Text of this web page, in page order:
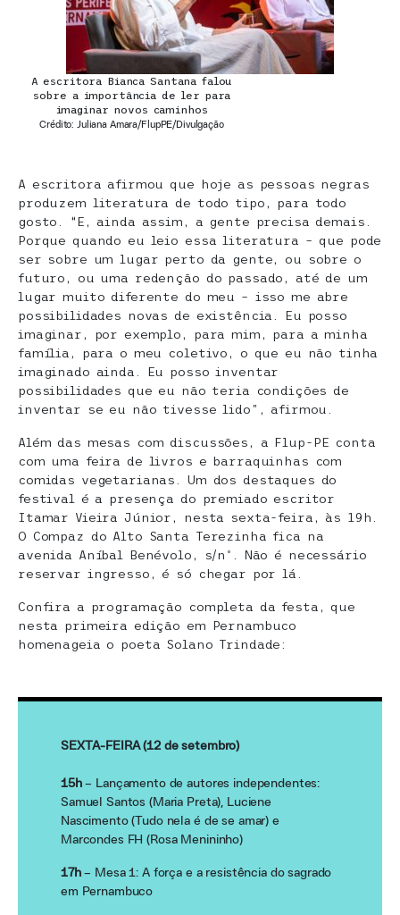
A escritora Bianca Santana falou
sobre a importância de ler para
imaginar novos caminhos
Crédito: Juliana Amara/FlupPE/Divulgação
A escritora afirmou que hoje as pessoas negras
produzem literatura de todo tipo, para todo
gosto. “E, ainda assim, a gente precisa demais.
Porque quando eu leio essa literatura – que pode
ser sobre um lugar perto da gente, ou sobre o
futuro, ou uma redenção do passado, até de um
lugar muito diferente do meu – isso me abre
possibilidades novas de existência. Eu posso
imaginar, por exemplo, para mim, para a minha
família, para o meu coletivo, o que eu não tinha
imaginado ainda. Eu posso inventar
possibilidades que eu não teria condições de
inventar se eu não tivesse lido”, afirmou.
Além das mesas com discussões, a Flup-PE conta
com uma feira de livros e barraquinhas com
comidas vegetarianas. Um dos destaques do
festival é a presença do premiado escritor
Itamar Vieira Júnior, nesta sexta-feira, às 19h.
O Compaz do Alto Santa Terezinha fica na
avenida Aníbal Benévolo, s/nº. Não é necessário
reservar ingresso, é só chegar por lá.
Confira a programação completa da festa, que
nesta primeira edição em Pernambuco
homenageia o poeta Solano Trindade:
SEXTA-FEIRA (12 de setembro)
15h– Lançamento de autores independentes:
Samuel Santos (Maria Preta), Luciene
Nascimento (Tudo nela é de se amar) e
Marcondes FH (Rosa Menininho)
17h– Mesa 1: A força e a resistência do sagrado
em Pernambuco